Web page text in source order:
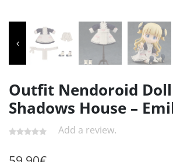
Outfit Nendoroid Doll
Shadows House –
Add a review.